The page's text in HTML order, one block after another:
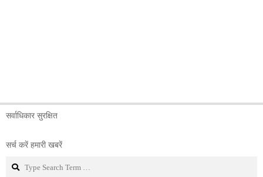
सर्वाधिकार सुरक्षित
सर्च करें हमारी खबरें